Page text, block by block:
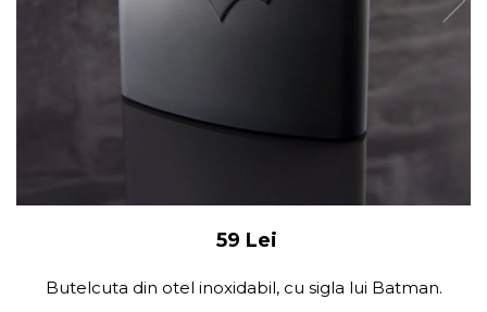
59 Lei
Butelcuta din otel inoxidabil, cu sigla lui Batman.